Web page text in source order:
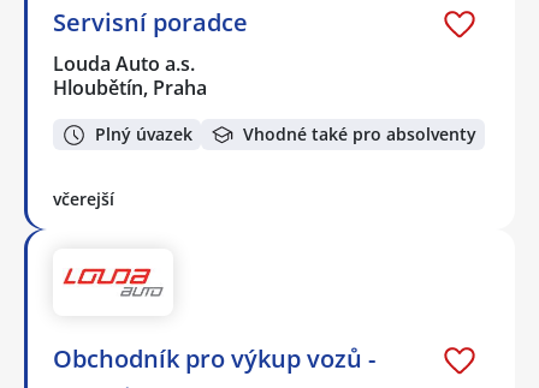
Servisní poradce
Louda Auto a.s.
Hloubětín, Praha
Plný úvazek Vhodné také pro absolventy
včerejší
Obchodník pro výkup vozů -